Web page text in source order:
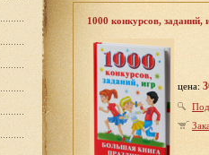
1000 конкурсов, заданий,
цена: